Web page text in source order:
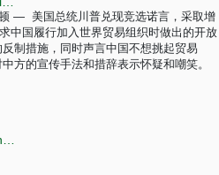
— 美国总统川普兑现竞选诺言，采取增
中国履行加入世界贸易组织时做出的开放
制措施，同时声言中国不想挑起贸易
方的宣传手法和措辞表示怀疑和嘲笑。